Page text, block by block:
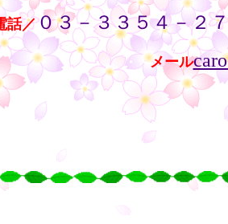
話／０３－３３５４－２
・・メール